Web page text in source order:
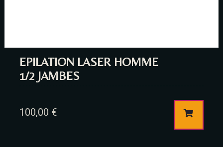
EPILATION LASER HOMME
1/2 JAMBES
100,00 €